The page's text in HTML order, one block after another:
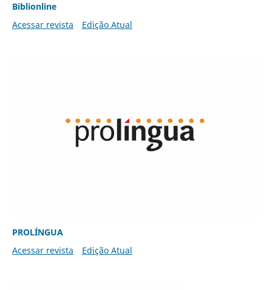
Biblionline
Acessar revista
Edição Atual
PROLÍNGUA
Acessar revista
Edição Atual